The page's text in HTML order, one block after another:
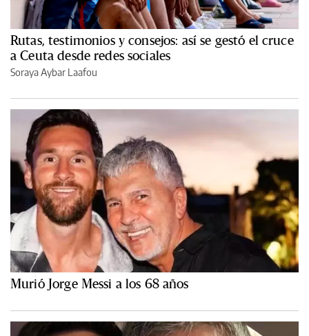
Rutas, testimonios y consejos: así se gestó el cruce
a Ceuta desde redes sociales
Soraya Aybar Laafou
Murió Jorge Messi a los 68 años